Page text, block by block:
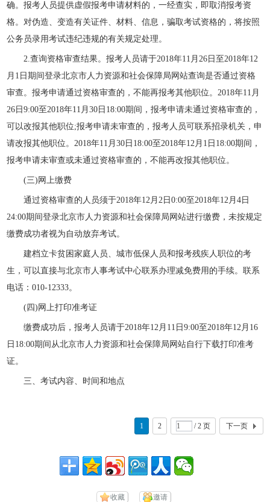
确。报考人员提供虚假报考申请材料的，一经查实，即取消报考资
格。对伪造、变造有关证件、材料、信息，骗取考试资格的，将按照
公务员录用考试违纪违规的有关规定处理。
2.查询资格审查结果。报考人员请于2018年11月26日至2018年12
月1日期间登录北京市人力资源和社会保障局网站查询是否通过资格
审查。报考申请通过资格审查的，不能再报考其他职位。2018年11月
26日9:00至2018年11月30日18:00期间，报考申请未通过资格审查的，
可以改报其他职位;报考申请未审查的，报考人员可联系招录机关，申
请改报其他职位。2018年11月30日18:00至2018年12月1日18:00期间，
报考申请未审查或未通过资格审查的，不能再改报其他职位。
(三)网上缴费
通过资格审查的人员须于2018年12月2日0:00至2018年12月4日
24:00期间登录北京市人力资源和社会保障局网站进行缴费，未按规定
缴费成功者视为自动放弃考试。
建档立卡贫困家庭人员、城市低保人员和报考残疾人职位的考
生，可以直接与北京市人事考试中心联系办理减免费用的手续。联系
电话：010-12333。
(四)网上打印准考证
缴费成功后，报考人员请于2018年12月11日9:00至2018年12月16
日18:00期间从北京市人力资源和社会保障局网站自行下载打印准考
证。
三、考试内容、时间和地点
1 2 / 2 页 下一页
收藏 邀请